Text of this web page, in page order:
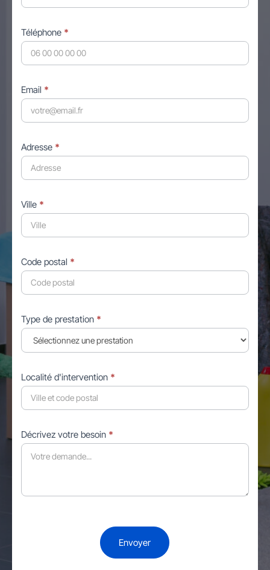
Téléphone *
Email *
Adresse *
Ville *
Code postal *
Type de prestation *
Localité d'intervention *
Décrivez votre besoin *
Envoyer